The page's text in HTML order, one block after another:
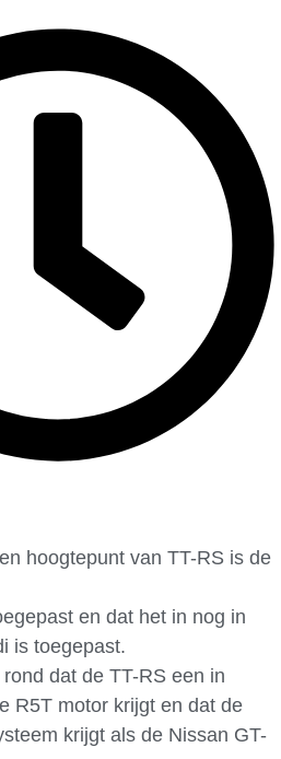
hoogtepunt van TT-RS is de
en dat het in nog in
is toegepast.
dat de TT-RS een in
R5T motor krijgt en dat de
krijgt als de Nissan GT-